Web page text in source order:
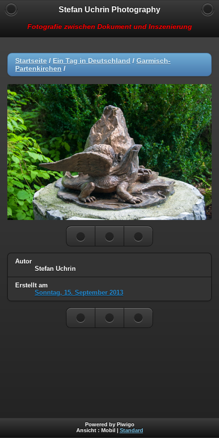
Stefan Uchrin Photography
Fotografie zwischen Dokument und Inszenierung
Startseite / Ein Tag in Deutschland / Garmisch-
Partenkirchen /
Autor
Stefan Uchrin
Erstellt am
Sonntag, 15. September 2013
Powered by Piwigo
Ansicht : Mobil Standard